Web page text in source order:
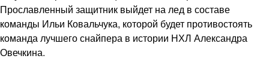
Прославленный защитник выйдет на лед в составе
команды Ильи Ковальчука, которой будет противостоять
команда лучшего снайпера в истории НХЛ Александра
Овечкина.